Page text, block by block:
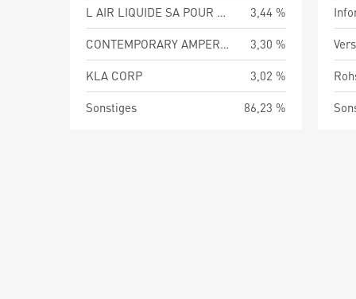
L AIR LIQUIDE SA POUR L ETUDE ET L EXPLO DES
3,44 %
CONTEMPORARY AMPEREX TECHNOLOGY CO LTD
3,30 %
KLA CORP
3,02 %
Sonstiges
86,23 %